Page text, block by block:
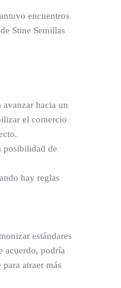
encuentros
Stine Semillas
hacia un
el comercio
posibilidad de
hay reglas
estándares
acuerdo, podría
atraer más